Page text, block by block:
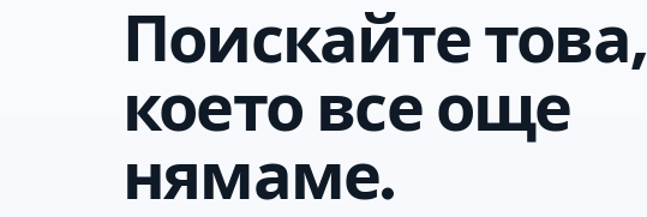
Поискайте това,
което все още
нямаме.